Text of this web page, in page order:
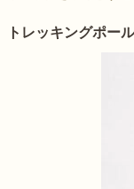
トレッキングポー